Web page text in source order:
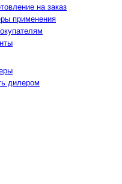
на заказ
применения
дилером